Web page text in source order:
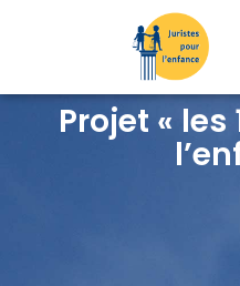
Projet « les